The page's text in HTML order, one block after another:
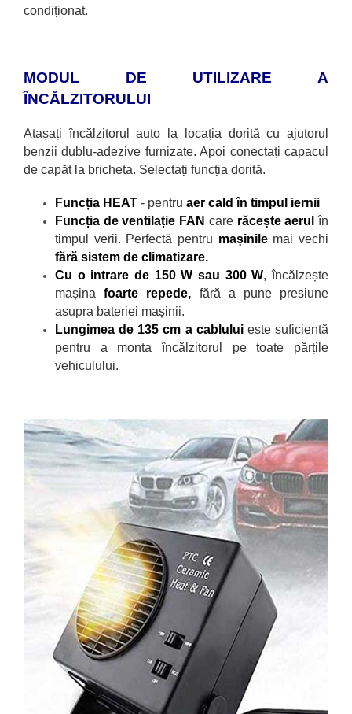
condiționat.
MODUL DE UTILIZARE A
ÎNCĂLZITORULUI
Atașațiîncălzitorul auto la locația dorită cu ajutorul
benzii dublu-adezive furnizate. Apoi conectați capacul
de capăt la bricheta. Selectați funcția dorită.
Funcția HEAT - pentru aer caldîn timpul iernii
Funcția de ventilație FAN care răcește aerulîn
timpul verii. Perfectă pentru mașinile mai vechi
fără sistem de climatizare.
Cu o intrare de 150 W sau 300 W, încălzește
mașinafoarte repede, fără a pune presiune
asupra bateriei mașinii.
Lungimea de 135 cm a cablului este suficientă
pentru a montaîncălzitorul pe toate părțile
vehiculului.